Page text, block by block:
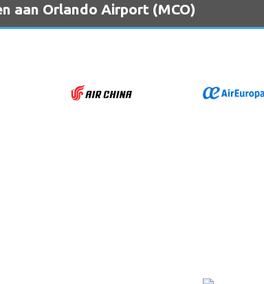
aan Orlando Airport (MCO)